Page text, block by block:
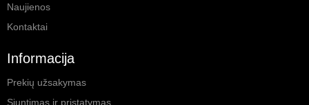
Naujienos
Kontaktai
Informacija
Prekių užsakymas
Siuntimas ir pristatymas